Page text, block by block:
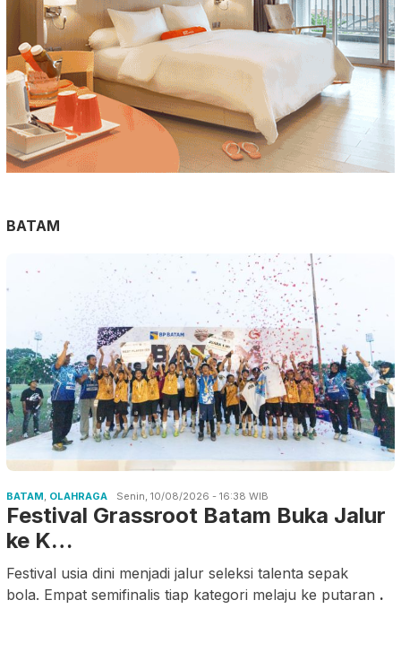
BATAM
BATAM OLAHRAGA Senin, 10/08/2026 - 16:38 WIB
Festival Grassroot Batam Buka Jalur
ke K…
Festival usia dini menjadi jalur seleksi talenta sepak
bola. Empat semifinalis tiap kategori melaju ke putaran .